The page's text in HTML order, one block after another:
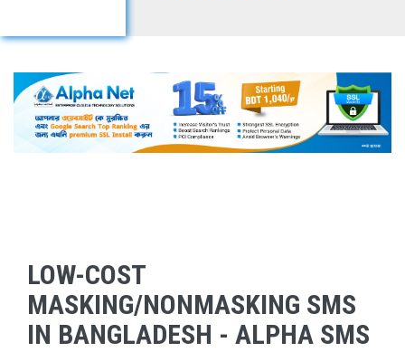
LOW-COST
MASKING/NONMASKING SMS
IN BANGLADESH - ALPHA SMS